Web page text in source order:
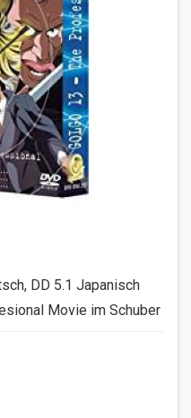
DD 5.1 Japanisch
Movie im Schuber